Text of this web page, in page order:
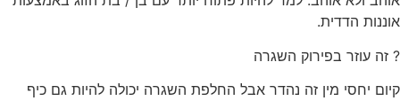
אוננות הדדית.
? זה עוזר בפירוק השגרה
קיום יחסי מין זה נהדר אבל החלפת השגרה יכולה להיות גם כיף